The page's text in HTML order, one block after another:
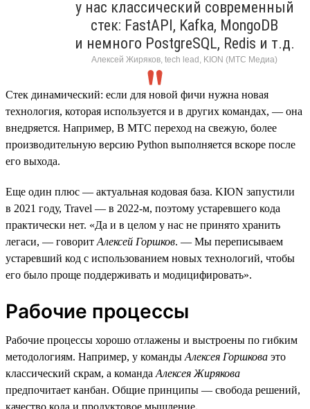
у нас классический современный
стек: FastAPI, Kafka, MongoDB
и немного PostgreSQL, Redis и т.д.
Алексей Жиряков, tech lead, KION (МТС Медиа)
Стек динамический: если для новой фичи нужна новая
технология, которая используется и в других командах, — она
внедряется. Например, В МТС переход на свежую, более
производительную версию Python выполняется вскоре после
его выхода.
Еще один плюс — актуальная кодовая база. KION запустили
в 2021 году, Travel — в 2022-м, поэтому устаревшего кода
практически нет. «Да и в целом у нас не принято хранить
легаси, — говорит Алексей Горшков. — Мы переписываем
устаревший код с использованием новых технологий, чтобы
его было проще поддерживать и модицифировать».
Рабочие процессы
Рабочие процессы хорошо отлажены и выстроены по гибким
методологиям. Например, у команды Алексея Горшкова это
классический скрам, а команда Алексея Жирякова
предпочитает канбан. Общие принципы — свобода решений,
качество кода и продуктовое мышление.